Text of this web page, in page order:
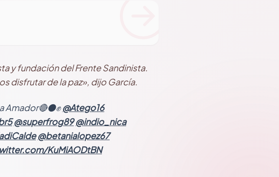
y fundación del Frente Sandinista.
disfrutar de la paz», dijo García.
Amador🔴⚫✊@Atego16
@superfrog89 @indio_nica
@betanialopez67
KuMiAODtBN